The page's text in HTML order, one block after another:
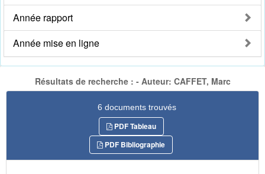
Année rapport
Année mise en ligne
Résultats de recherche : - Auteur: CAFFET, Marc
6 documents trouvés
PDF Tableau
PDF Bibliographie